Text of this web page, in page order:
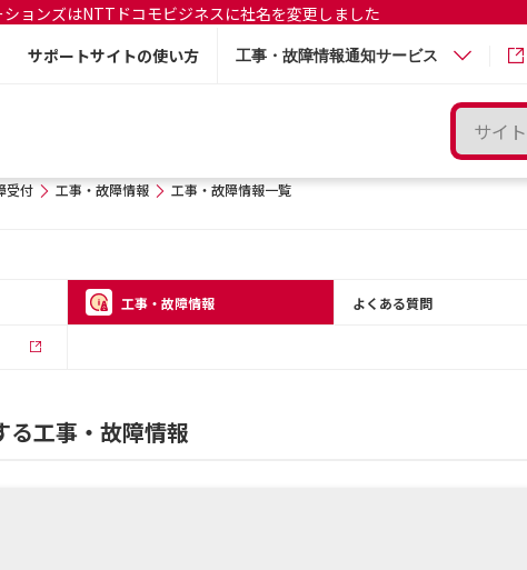
ョンズはNTTドコモビジネスに社名を変更しました
サポートサイトの使い方 工事・故障情報通知サービス
受付 工事・故障情報 工事・故障情報一覧
工事・故障情報 よくある質問
工事・故障情報